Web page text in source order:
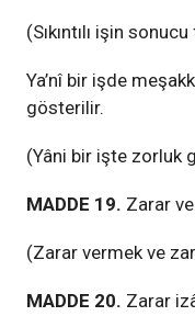
(Sıkıntılı işin
Ya’nî bir işde
gösterilir.
(Yâni bir işte zorluk
MADDE 19. Zarar
(Zarar vermek ve
MADDE 20. Zarar